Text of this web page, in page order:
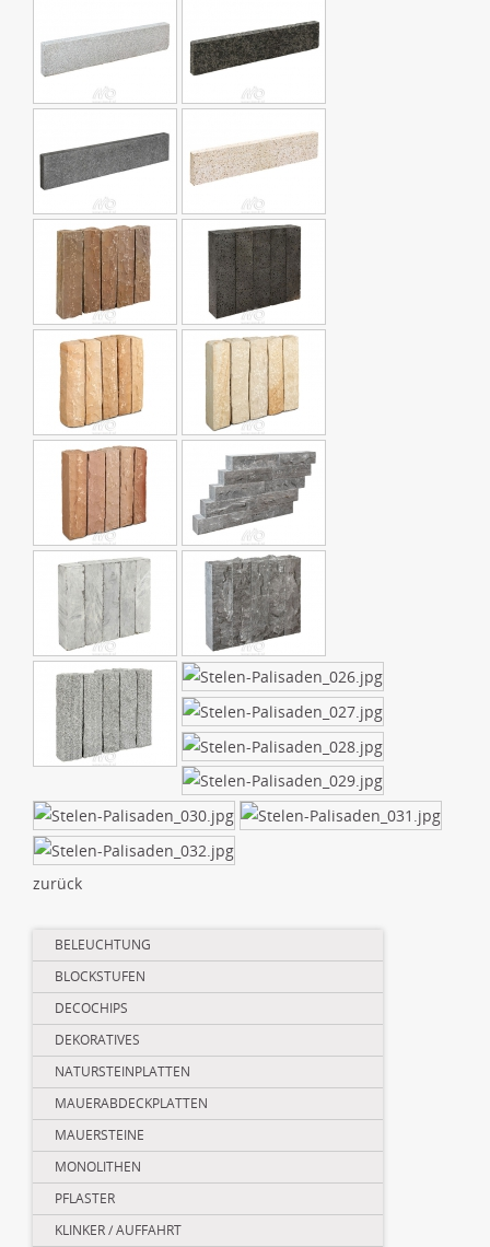
zurück
Navigation
überspringen
BELEUCHTUNG
BLOCKSTUFEN
DECOCHIPS
DEKORATIVES
NATURSTEINPLATTEN
MAUERABDECKPLATTEN
MAUERSTEINE
MONOLITHEN
PFLASTER
KLINKER / AUFFAHRT